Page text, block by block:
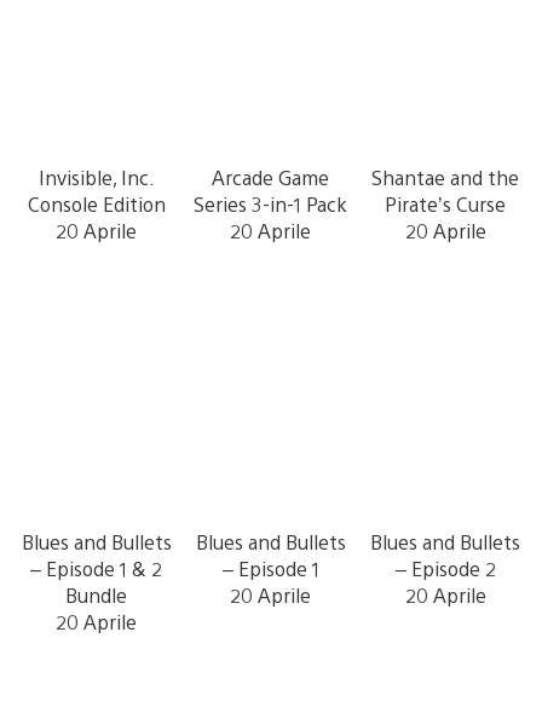
Invisible, Inc.
Console Edition
20 Aprile
Arcade Game
Series 3-in-1 Pack
20 Aprile
Shantae and the
Pirate’s Curse
20 Aprile
Blues and Bullets
– Episode 1 & 2
Bundle
20 Aprile
Blues and Bullets
– Episode 1
20 Aprile
Blues and Bullets
– Episode 2
20 Aprile